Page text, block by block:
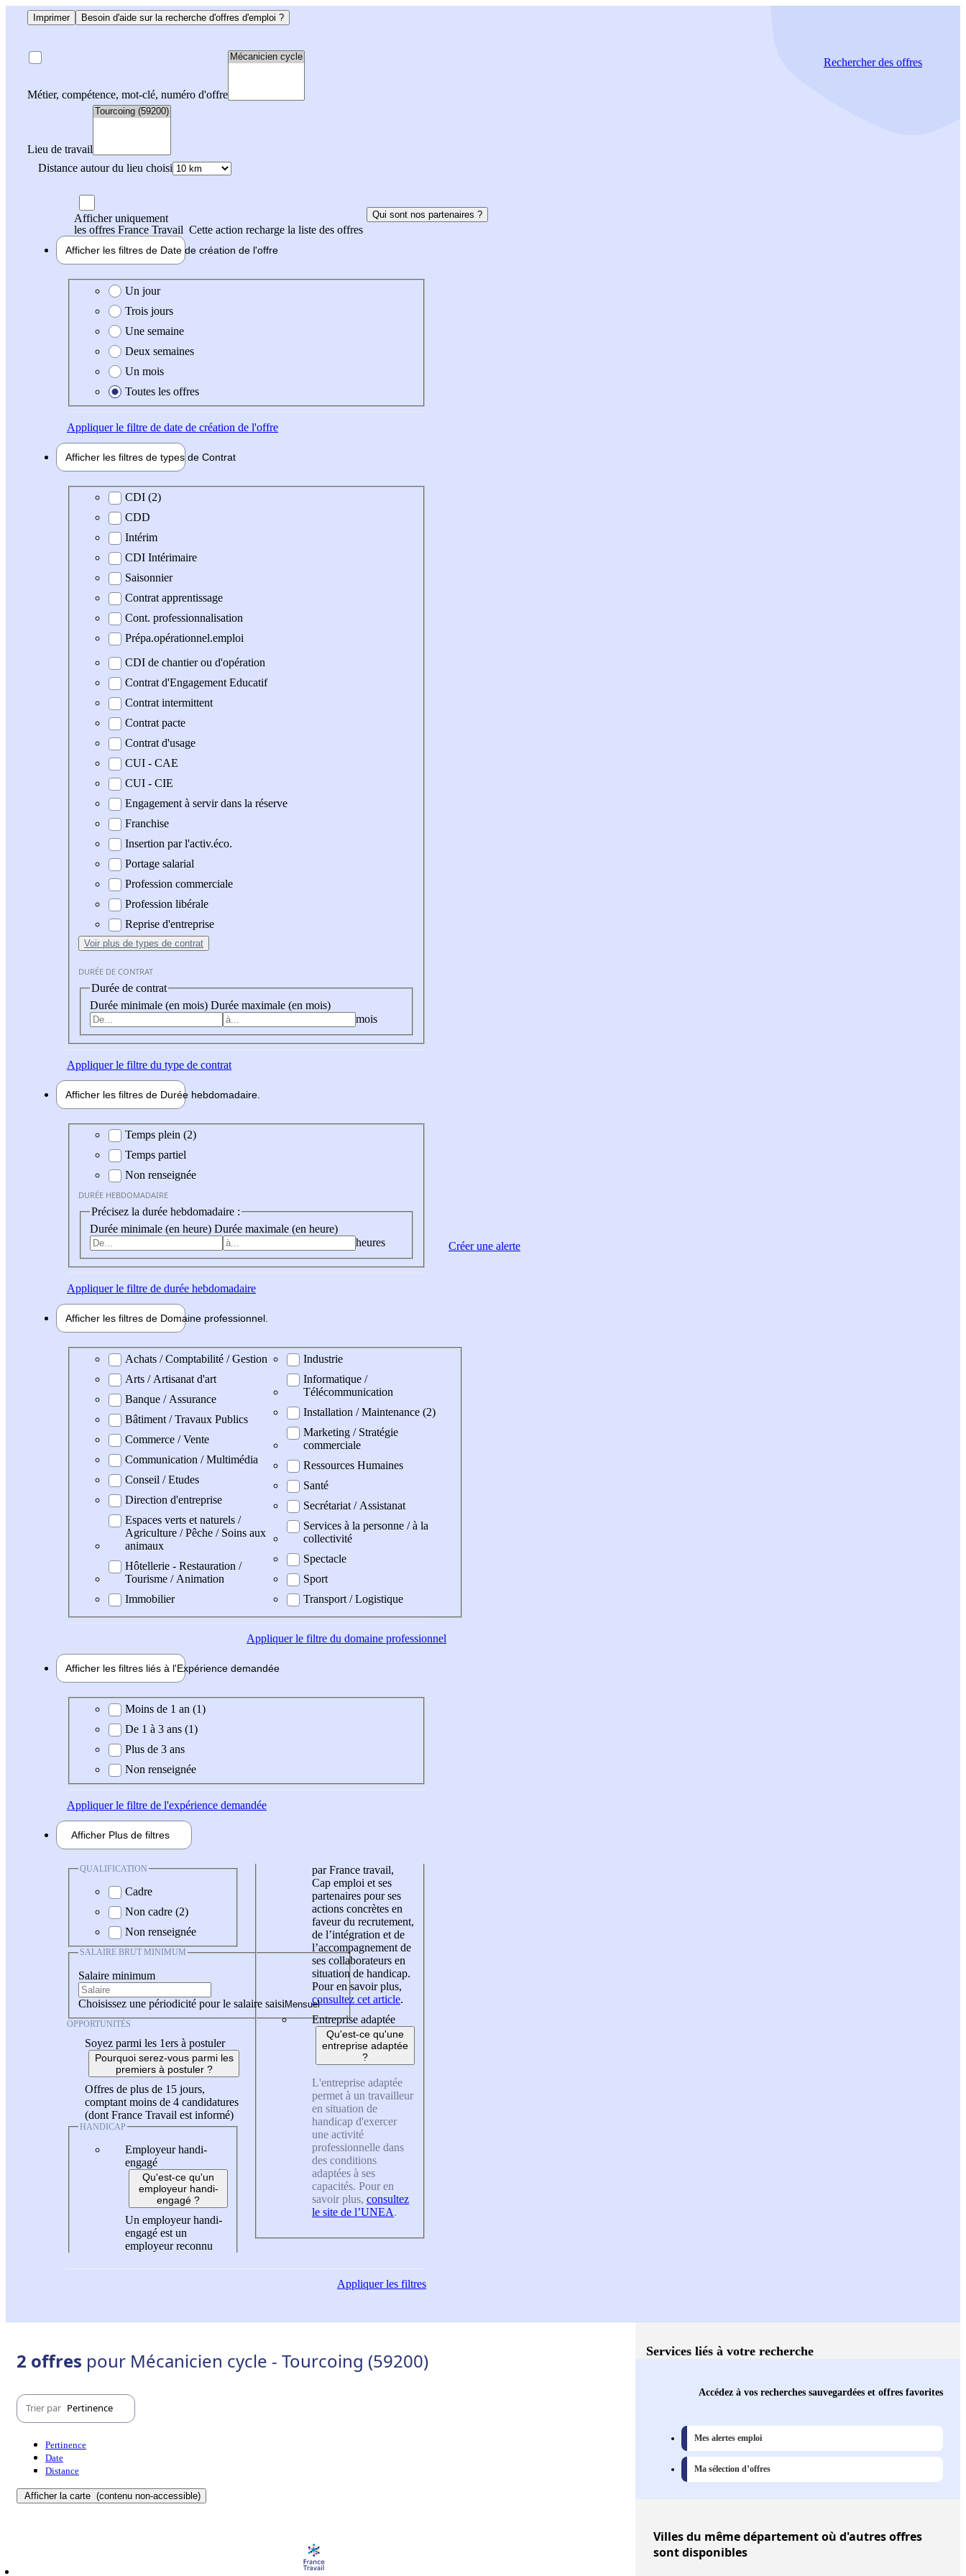
Imprimer Besoin d'aide sur la recherche d'offres d'emploi ?
Métier, compétence, mot-clé, numéro d'offre
Lieu de travail
Distance autour du lieu choisi
Rechercherdes offres
Afficher uniquement
les offres France Travail Cette action recharge la liste des offres
Qui sont nos partenaires ?
Afficher les filtres de Date de création de l'offre
Date de création de l'offre
Un jour
Trois jours
Une semaine
Deux semaines
Un mois
Toutes les offres
Appliquerle filtre de date de création de l'offre
Afficher les filtres de types de Contrat
Type de contrat
CDI (2)
CDD
Intérim
CDI Intérimaire
Saisonnier
Contrat apprentissage
Cont. professionnalisation
Prépa.opérationnel.emploi
CDI de chantier ou d'opération
Contrat d'Engagement Educatif
Contrat intermittent
Contrat pacte
Contrat d'usage
CUI - CAE
CUI - CIE
Engagement à servir dans la réserve
Franchise
Insertion par l'activ.éco.
Portage salarial
Profession commerciale
Profession libérale
Reprise d'entreprise
Voir plus de types de contrat
DURÉE DE CONTRAT
Durée de contrat
Durée minimale (en mois) Durée maximale (en mois)
mois
Appliquerle filtre du type de contrat
Afficher les filtres de Durée hebdomadaire
Durée hebdomadaire
Temps plein (2)
Temps partiel
Non renseignée
DURÉE HEBDOMADAIRE
Précisez la durée hebdomadaire :
Durée minimale (en heure) Durée maximale (en heure)
heures
Appliquerle filtre de durée hebdomadaire
Afficher les filtres de Domaine professionnel
Domaine professionel
Achats / Comptabilité / Gestion
Arts / Artisanat d'art
Banque / Assurance
Bâtiment / Travaux Publics
Commerce / Vente
Communication / Multimédia
Conseil / Etudes
Direction d'entreprise
Espaces verts et naturels /
Agriculture / Pêche / Soins aux
animaux
Hôtellerie - Restauration /
Tourisme / Animation
Immobilier
Industrie
Informatique /
Télécommunication
Installation / Maintenance (2)
Marketing / Stratégie
commerciale
Ressources Humaines
Santé
Secrétariat / Assistanat
Services à la personne / à la
collectivité
Spectacle
Sport
Transport / Logistique
Appliquerle filtre du domaine professionnel
Afficher les filtres liés à l'Expérience demandée
Expérience demandée
Moins de 1 an (1)
De 1 à 3 ans (1)
Plus de 3 ans
Non renseignée
Appliquerle filtre de l'expérience demandée
Afficher Plus de filtres
QUALIFICATION
Cadre
Non cadre (2)
Non renseignée
SALAIRE BRUT MINIMUM
Salaire minimum
Choisissez une périodicité pour le salaire saisi
OPPORTUNITÉS
Soyez parmi les 1ers à postuler
Pourquoi serez-vous parmi les
premiers à postuler ?
Offres de plus de 15 jours,
comptant moins de 4 candidatures
(dont France Travail est informé)
HANDICAP
Employeur handi-
engagé
Qu'est-ce qu'un
employeur handi-
engagé ?
Un employeur handi-
engagé est un
employeur reconnu
par France travail,
Cap emploi et ses
partenaires pour ses
actions concrètes en
faveur du recrutement,
de l’intégration et de
l’accompagnement de
ses collaborateurs en
situation de handicap.
Pour en savoir plus,
consultez cet article.
Entreprise adaptée
Qu'est-ce qu'une
entreprise adaptée
?
L'entreprise adaptée
permet à un travailleur
en situation de
handicap d'exercer
une activité
professionnelle dans
des conditions
adaptées à ses
capacités. Pour en
savoir plus, consultez
le site de l’UNEA.
Appliquerles filtres
Créer une alerte
2 offres pour Mécanicien cycle - Tourcoing (59200)
Trier par Pertinence
Pertinence
Date
Distance
Afficher la carte (contenu non-accessible)
Services liés à votre recherche
Accédez à vos recherches sauvegardées et offres favorites
Mes alertes emploi
Ma sélection d’offres
Villesdu même département où d'autres offres
sont disponibles